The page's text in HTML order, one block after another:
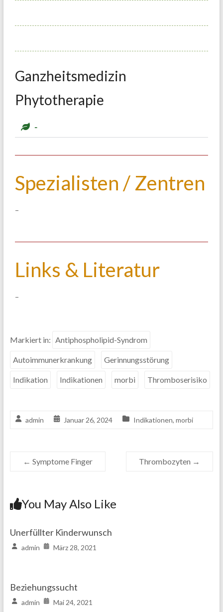
Ganzheitsmedizin
Phytotherapie
-
Spezialisten / Zentren
–
Links & Literatur
–
Markiert in: Antiphospholipid-Syndrom
Autoimmunerkrankung Gerinnungsstörung
Indikation Indikationen morbi Thromboserisiko
admin Januar 26, 2024 Indikationen, morbi
← Symptome Finger Thrombozyten →
You May Also Like
Unerfüllter Kinderwunsch
admin März 28, 2021
Beziehungssucht
admin Mai 24, 2021